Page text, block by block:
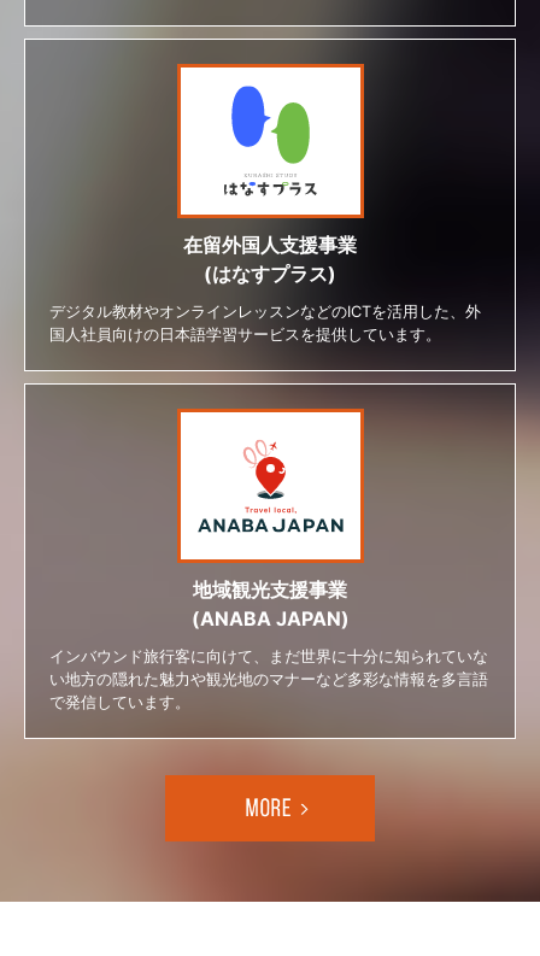
在留外国人支援事業
(はなすプラス)
デジタル教材やオンラインレッスンなどのICTを活用した、外
国人社員向けの日本語学習サービスを提供しています。
地域観光支援事業
(ANABA JAPAN)
インバウンド旅行客に向けて、まだ世界に十分に知られていな
い地方の隠れた魅力や観光地のマナーなど多彩な情報を多言語
で発信しています。